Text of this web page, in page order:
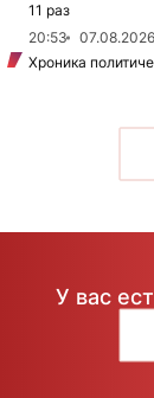
11 раз
20:53
07.08.2026
Хроника
У вас